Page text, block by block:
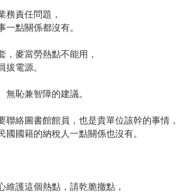
務責任問題，
一點關係都沒有。
，麥當勞熱點不能用，
拔電源。
恥兼智障的建議。
聯絡圖書館館員，也是貴單位該幹的事情，
國國籍的納稅人一點關係也沒有。
維護這個熱點，請乾脆撤點，